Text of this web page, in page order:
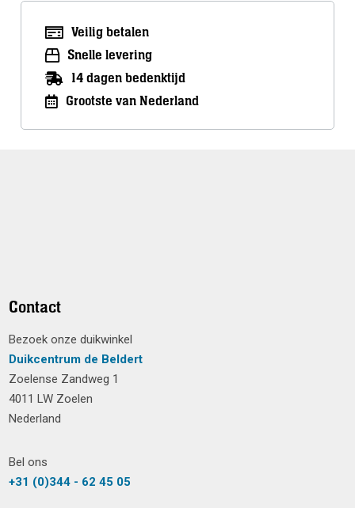
Veilig betalen
Snelle levering
14 dagen bedenktijd
Grootste van Nederland
Contact
Bezoek onze duikwinkel
Duikcentrum de Beldert
Zoelense Zandweg 1
4011 LW Zoelen
Nederland
Bel ons
+31 (0)344 - 62 45 05